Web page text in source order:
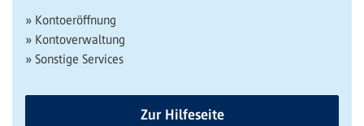
» Kontoeröffnung
» Kontoverwaltung
» Sonstige Services
Zur Hilfeseite